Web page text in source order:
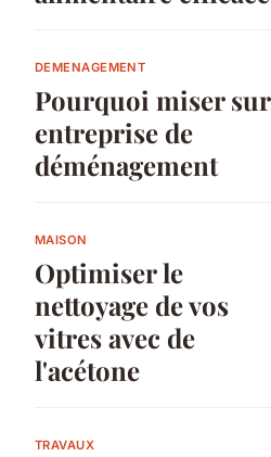
DEMENAGEMENT
Pourquoi miser sur
entreprise de
déménagement
MAISON
Optimiser le
nettoyage de vos
vitres avec de
l'acétone
TRAVAUX